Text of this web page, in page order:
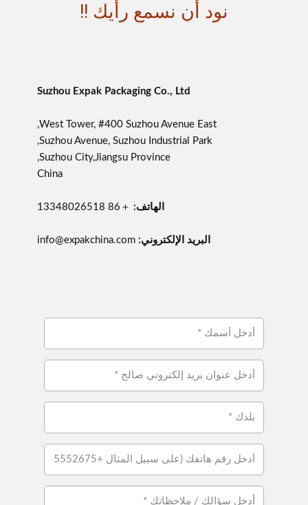
نود أن نسمع رأيك !!
Suzhou Expak Packaging Co., Ltd
West Tower, #400 Suzhou Avenue East,
Suzhou Avenue, Suzhou Industrial Park,
Suzhou City,Jiangsu Province,
China
الهاتف: ＋86 13348026518
البريد الإلكتروني: info@expakchina.com